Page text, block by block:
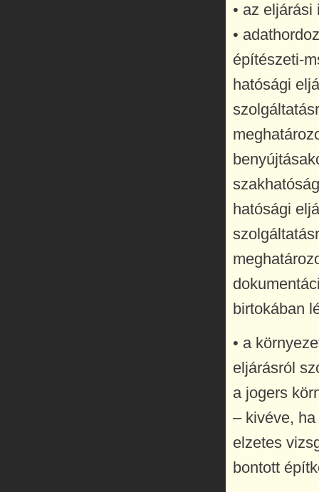
• az
•
építészeti-
hatósági
hatósági
birtokában
• a
eljárásról
a jogers
– kivéve,
elzetes
bontott